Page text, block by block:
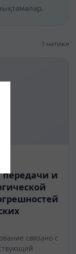
1 нәтиже
передачи и
связано с